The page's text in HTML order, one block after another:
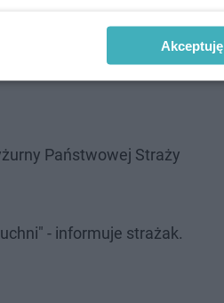
zgłoszenia"- informuje
Państwowej Straży
- informuje strażak.
Akceptuję